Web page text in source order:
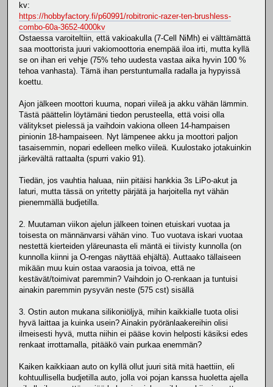
kv:
https://hobbyfactory.fi/p60991/robitronic-razer-ten-brushless-
combo-60a-3652-4000kv
Ostaessa varoiteltiin, että vakioakulla (7-Cell NiMh) ei välttämättä
saa moottorista juuri vakiomoottoria enempää iloa irti, mutta kyllä
se on ihan eri vehje (75% teho uudesta vastaa aika hyvin 100 %
tehoa vanhasta). Tämä ihan perstuntumalla radalla ja hypyissä
koettu.
Ajon jälkeen moottori kuuma, nopari viileä ja akku vähän lämmin.
Tästä päättelin löytämäni tiedon perusteella, että voisi olla
välitykset pielessä ja vaihdoin vakiona olleen 14-hampaisen
pinionin 18-hampaiseen. Nyt lämpenee akku ja moottori paljon
tasaisemmin, nopari edelleen melko viileä. Kuulostako jotakuinkin
järkevältä rattaalta (spurri vakio 91).
Tiedän, jos vauhtia haluaa, niin pitäisi hankkia 3s LiPo-akut ja
laturi, mutta tässä on yritetty pärjätä ja harjoitella nyt vähän
pienemmällä budjetilla.
2. Muutaman viikon ajelun jälkeen toinen etuiskari vuotaa ja
toisesta on männänvarsi vähän vino. Tuo vuotava iskari vuotaa
nestettä kierteiden yläreunasta eli mäntä ei tiivisty kunnolla (on
kunnolla kiinni ja O-rengas näyttää ehjältä). Auttaako tällaiseen
mikään muu kuin ostaa varaosia ja toivoa, että ne
kestävät/toimivat paremmin? Vaihdoin jo O-renkaan ja tuntuisi
ainakin paremmin pysyvän neste (575 cst) sisällä
3. Ostin auton mukana silikoniöljyä, mihin kaikkialle tuota olisi
hyvä laittaa ja kuinka usein? Ainakin pyöränlaakereihin olisi
ilmeisesti hyvä, mutta niihin ei pääse kovin helposti käsiksi edes
renkaat irrottamalla, pitääkö vain purkaa enemmän?
Kaiken kaikkiaan auto on kyllä ollut juuri sitä mitä haettiin, eli
kohtuullisella budjetilla auto, jolla voi pojan kanssa huoletta ajella